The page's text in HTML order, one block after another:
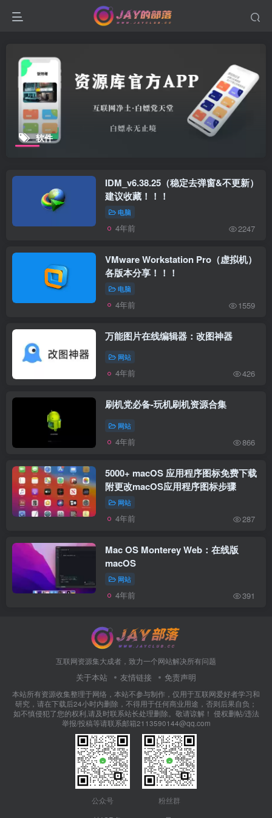
软件
IDM_v6.38.25（稳定去弹窗&不更新）
建议收藏！！！
电脑
4年前 2247
VMware Workstation Pro（虚拟机）
各版本分享！！！
电脑
4年前 1559
万能图片在线编辑器：改图神器
网站
4年前 426
刷机党必备-玩机刷机资源合集
网站
4年前 866
5000+ macOS 应用程序图标免费下载
附更改macOS应用程序图标步骤
网站
4年前 287
Mac OS Monterey Web：在线版
macOS
网站
4年前 391
互联网资源集大成者，致力一个网站解决所有问题
关于本站 友情链接 免责声明
本站所有资源收集整理于网络，本站不参与制作，仅用于互联网爱好者学习和
研究，请在下载后24小时内删除，不得用于任何商业用途，否则后果自负；
如不慎侵犯了您的权利,请及时联系站长处理删除。敬请谅解！ 侵权删帖/违法
举报/投稿等请联系邮箱2113590144@qq.com
公众号 粉丝群